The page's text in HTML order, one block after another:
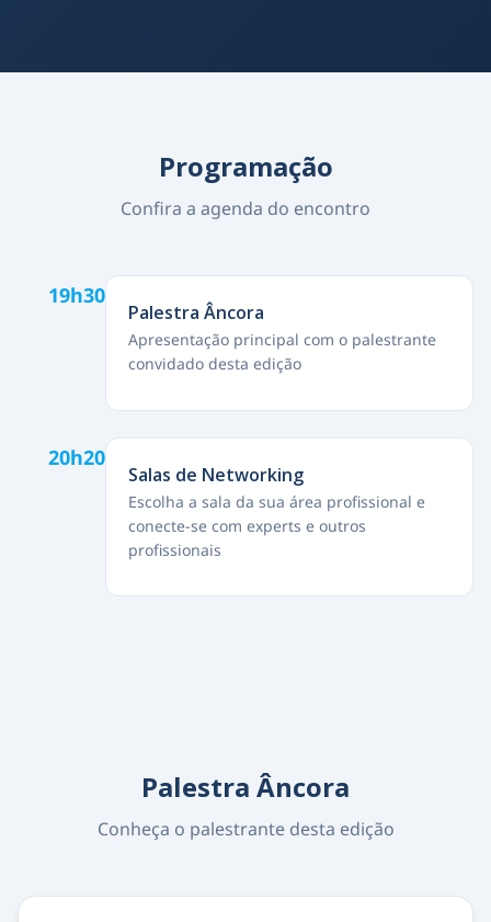
Programação
Confira a agenda do encontro
19h30
Palestra Âncora
Apresentação principal com o palestrante
convidado desta edição
20h20
Salas de Networking
Escolha a sala da sua área profissional e
conecte-se com experts e outros
profissionais
Palestra Âncora
Conheça o palestrante desta edição